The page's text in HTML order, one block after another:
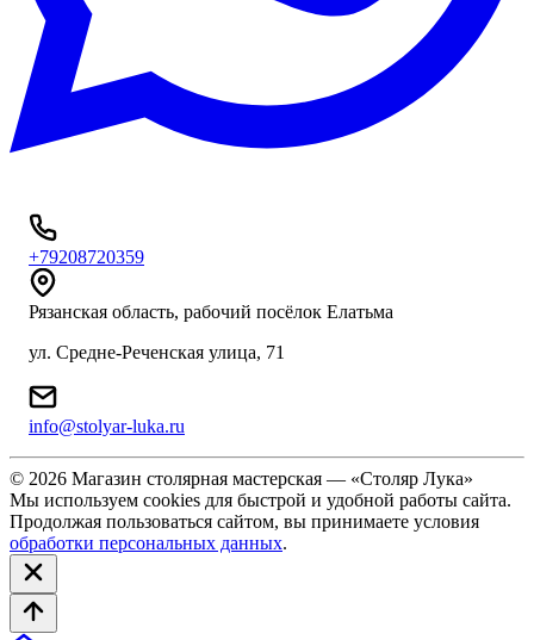
+79208720359
Рязанская область, рабочий посёлок Елатьма
ул. Средне-Реченская улица, 71
info@stolyar-luka.ru
© 2026 Магазин столярная мастерская — «Столяр Лука»
Мы используем cookies для быстрой и удобной работы сайта.
Продолжая пользоваться сайтом, вы принимаете условия
обработки персональных данных.